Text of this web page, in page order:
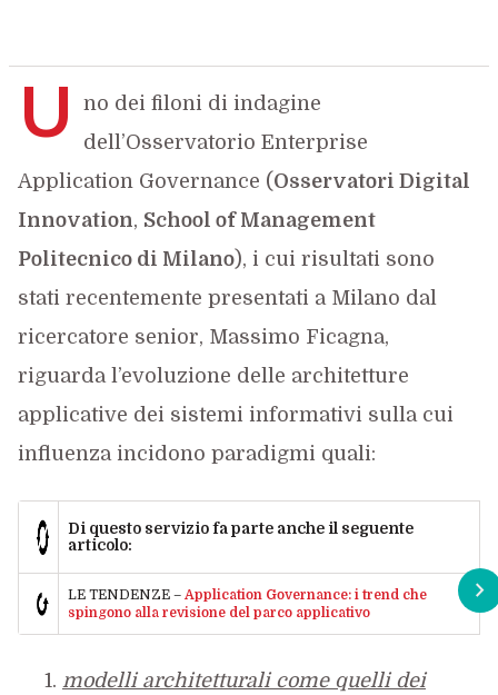
U
no dei filoni di indagine
dell’Osservatorio Enterprise
Application Governance (Osservatori Digital
Innovation, School of Management
Politecnico di Milano), i cui risultati sono
stati recentemente presentati a Milano dal
ricercatore senior, Massimo Ficagna,
riguarda l’evoluzione delle architetture
applicative dei sistemi informativi sulla cui
influenza incidono paradigmi quali:
Di questo servizio fa parte anche il seguente
articolo:
LE TENDENZE – Application Governance: i trend che
spingono alla revisione del parco applicativo
modelli architetturali come quelli dei